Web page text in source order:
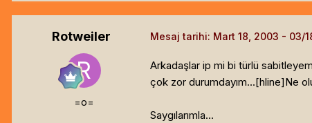
Rotweiler
=o=
Mesaj tarihi: Mart 18, 2003
Arkadaşlar ip mi bi türlü
çok zor durumdayım...[hline]Ne
Saygılarımla...